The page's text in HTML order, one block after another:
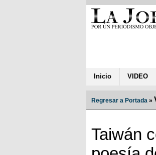
Inicio VIDEO
Regresar a Portada »
Taiwán